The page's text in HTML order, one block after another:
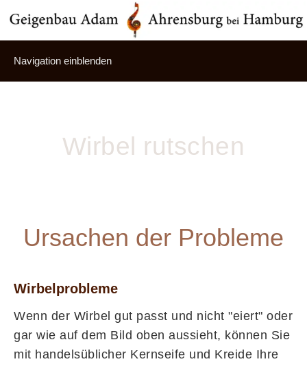
Navigation einblenden
Wirbel rutschen
Ursachen der Probleme
Wirbelprobleme
Wenn der Wirbel gut passt und nicht "eiert" oder
gar wie auf dem Bild oben aussieht, können Sie
mit handelsüblicher Kernseife und Kreide Ihre